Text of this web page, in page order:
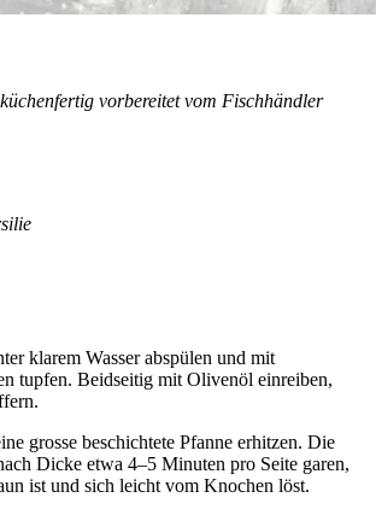
vorbereitet vom Fischhändler
klarem Wasser abspülen und mit
tupfen. Beidseitig mit Olivenöl einreiben,
grosse beschichtete Pfanne erhitzen. Die
Dicke etwa 4–5 Minuten pro Seite garen,
ist und sich leicht vom Knochen löst.